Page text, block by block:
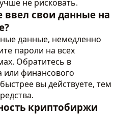
не рисковать.
ввел свои данные на
данные, немедленно
пароли на всех
Обратитесь в
или финансового
вы действуете, тем
криптобиржи